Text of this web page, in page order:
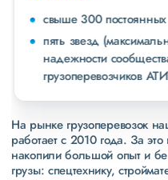
свыше 300 постоянных
пять звезд
надежности
грузоперевозчиков АТИ
На рынке грузоперевозок
работает с 2010 года. За
накопили большой опыт и
грузы: спецтехнику,